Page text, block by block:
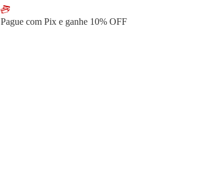
Pague com Pix e ganhe 10% OFF